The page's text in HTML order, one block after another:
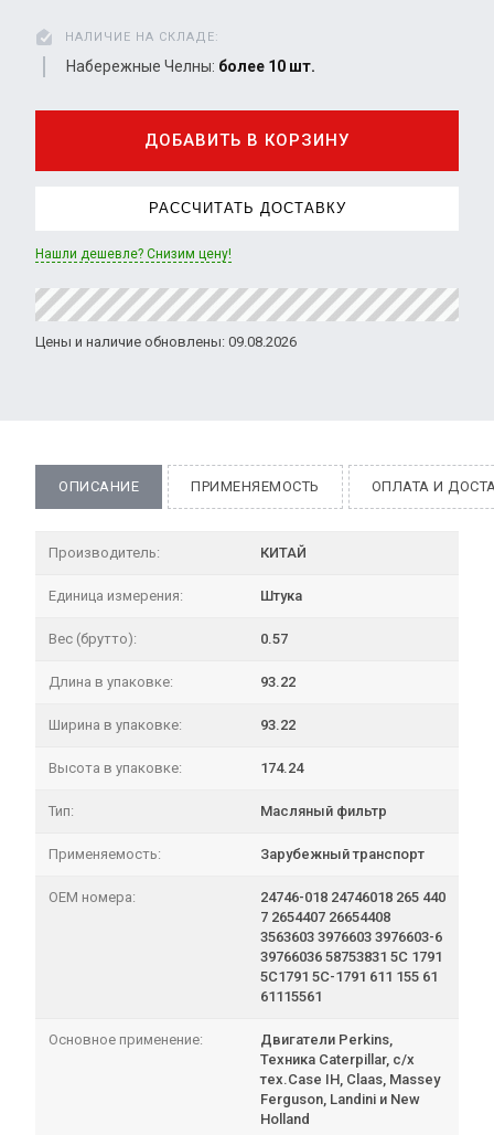
НАЛИЧИЕ НА СКЛАДЕ:
Набережные Челны: более 10 шт.
ДОБАВИТЬ В КОРЗИНУ
РАССЧИТАТЬ ДОСТАВКУ
Нашли дешевле? Снизим цену!
Цены и наличие обновлены: 09.08.2026
ОПИСАНИЕ ПРИМЕНЯЕМОСТЬ ОПЛАТА И
Производитель: КИТАЙ
Единица измерения: Штука
Вес (брутто): 0.57
Длина в упаковке: 93.22
Ширина в упаковке: 93.22
Высота в упаковке: 174.24
Тип: Масляный фильтр
Применяемость: Зарубежный транспорт
OEM номера:
24746-018 24746018 265 440
7 2654407 26654408
3563603 3976603 3976603-6
39766036 58753831 5C 1791
5C1791 5C-1791 611 155 61
61115561
Основное применение:
Двигатели Perkins,
Техника Caterpillar, с/х
тех.Case IH, Claas, Massey
Ferguson, Landini и New
Holland